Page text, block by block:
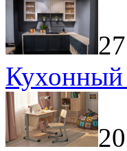
Кухонный